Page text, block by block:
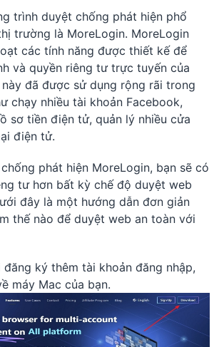
trình duyệt chống phát hiện phổ
trường là MoreLogin. MoreLogin
các tính năng được thiết kế để
và quyền riêng tư trực tuyến của
này đã được sử dụng rộng rãi trong
chạy nhiều tài khoản Facebook,
sơ tiền điện tử, quản lý nhiều cửa
điện tử.
phát hiện MoreLogin, bạn sẽ có
tư hơn bất kỳ chế độ duyệt web
đây là một hướng dẫn đơn giản
thế nào để duyệt web an toàn với
đăng ký thêm tài khoản đăng nhập,
máy Mac của bạn.